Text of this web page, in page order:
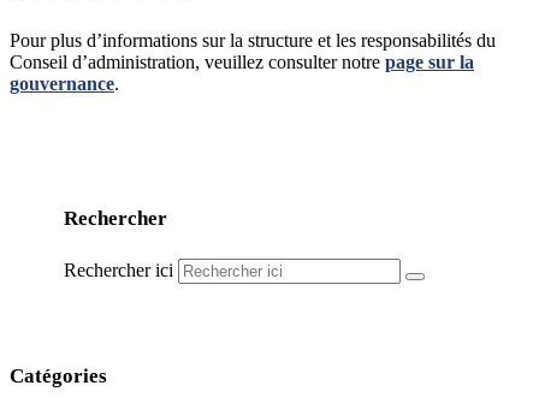
Pour plus d’informations sur la structure et les responsabilités du
Conseil d’administration, veuillez consulter notre page sur la
gouvernance.
Rechercher
Rechercher ici
Catégories